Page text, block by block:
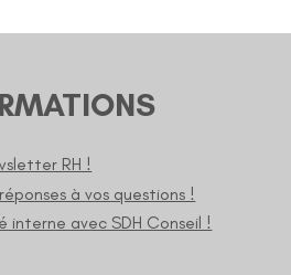
RH !
à vos questions !
interne avec SDH Conseil !